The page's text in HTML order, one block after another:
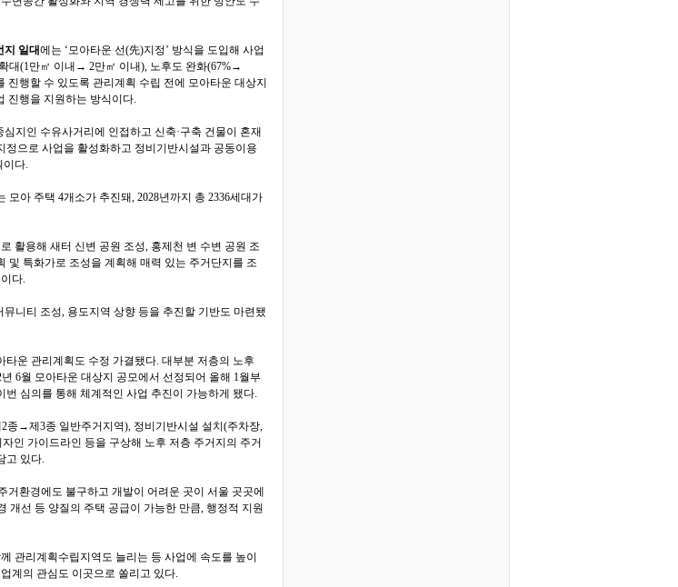
지 일대에는 ‘모아타운 선(先)지정’ 방식을 도입해 사업
대(1만㎡ 이내→ 2만㎡ 이내), 노후도 완화(67%→
행할 수 있도록 관리계획 수립 전에 모아타운 대상지
진행을 지원하는 방식이다.
지인 수유사거리에 인접하고 신축·구축 건물이 혼재
으로 사업을 활성화하고 정비기반시설과 공동이용
이다.
모아 주택 4개소가 추진돼, 2028년까지 총 2336세대가
활용해 새터 신변 공원 조성, 홍제천 변 수변 공원 조
및 특화가로 조성을 계획해 매력 있는 주거단지를 조
다.
니티 조성, 용도지역 상향 등을 추진할 기반도 마련됐
타운 관리계획도 수정 가결됐다. 대부분 저층의 노후
6월 모아타운 대상지 공모에서 선정되어 올해 1월부
심의를 통해 체계적인 사업 추진이 가능하게 됐다.
종→제3종 일반주거지역), 정비기반시설 설치(주차장,
인 가이드라인 등을 구상해 노후 저층 주거지의 주거
고 있다.
환경에도 불구하고 개발이 어려운 곳이 서울 곳곳에
개선 등 양질의 주택 공급이 가능한 만큼, 행정적 지원
관리계획수립지역도 늘리는 등 사업에 속도를 높이
계의 관심도 이곳으로 쏠리고 있다.